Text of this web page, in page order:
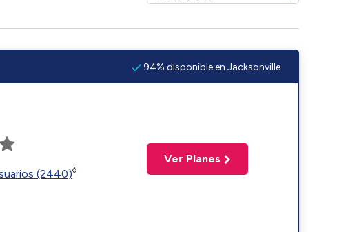
94% disponible en Jacksonville
(2440)◊
Ver Planes